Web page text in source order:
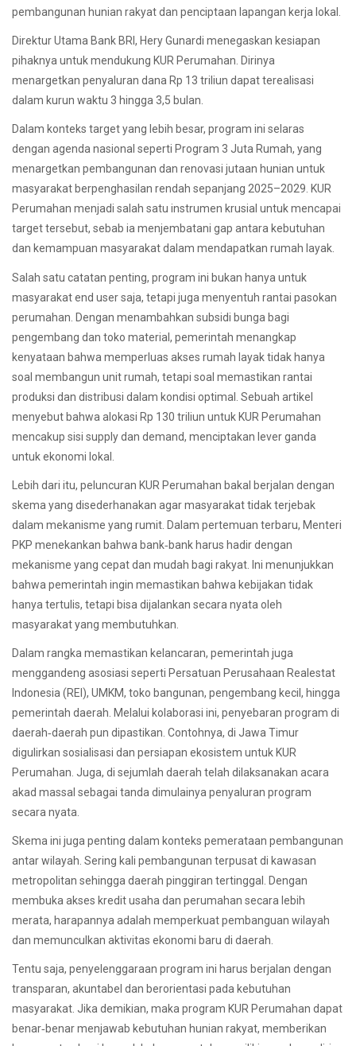
pembangunan hunian rakyat dan penciptaan lapangan kerja lokal.
Direktur Utama Bank BRI, Hery Gunardi menegaskan kesiapan
pihaknya untuk mendukung KUR Perumahan. Dirinya
menargetkan penyaluran dana Rp 13 triliun dapat terealisasi
dalam kurun waktu 3 hingga 3,5 bulan.
Dalam konteks target yang lebih besar, program ini selaras
dengan agenda nasional seperti Program 3 Juta Rumah, yang
menargetkan pembangunan dan renovasi jutaan hunian untuk
masyarakat berpenghasilan rendah sepanjang 2025–2029. KUR
Perumahan menjadi salah satu instrumen krusial untuk mencapai
target tersebut, sebab ia menjembatani gap antara kebutuhan
dan kemampuan masyarakat dalam mendapatkan rumah layak.
Salah satu catatan penting, program ini bukan hanya untuk
masyarakat end user saja, tetapi juga menyentuh rantai pasokan
perumahan. Dengan menambahkan subsidi bunga bagi
pengembang dan toko material, pemerintah menangkap
kenyataan bahwa memperluas akses rumah layak tidak hanya
soal membangun unit rumah, tetapi soal memastikan rantai
produksi dan distribusi dalam kondisi optimal. Sebuah artikel
menyebut bahwa alokasi Rp 130 triliun untuk KUR Perumahan
mencakup sisi supply dan demand, menciptakan lever ganda
untuk ekonomi lokal.
Lebih dari itu, peluncuran KUR Perumahan bakal berjalan dengan
skema yang disederhanakan agar masyarakat tidak terjebak
dalam mekanisme yang rumit. Dalam pertemuan terbaru, Menteri
PKP menekankan bahwa bank‐bank harus hadir dengan
mekanisme yang cepat dan mudah bagi rakyat. Ini menunjukkan
bahwa pemerintah ingin memastikan bahwa kebijakan tidak
hanya tertulis, tetapi bisa dijalankan secara nyata oleh
masyarakat yang membutuhkan.
Dalam rangka memastikan kelancaran, pemerintah juga
menggandeng asosiasi seperti Persatuan Perusahaan Realestat
Indonesia (REI), UMKM, toko bangunan, pengembang kecil, hingga
pemerintah daerah. Melalui kolaborasi ini, penyebaran program di
daerah‐daerah pun dipastikan. Contohnya, di Jawa Timur
digulirkan sosialisasi dan persiapan ekosistem untuk KUR
Perumahan. Juga, di sejumlah daerah telah dilaksanakan acara
akad massal sebagai tanda dimulainya penyaluran program
secara nyata.
Skema ini juga penting dalam konteks pemerataan pembangunan
antar wilayah. Sering kali pembangunan terpusat di kawasan
metropolitan sehingga daerah pinggiran tertinggal. Dengan
membuka akses kredit usaha dan perumahan secara lebih
merata, harapannya adalah memperkuat pembanguan wilayah
dan memunculkan aktivitas ekonomi baru di daerah.
Tentu saja, penyelenggaraan program ini harus berjalan dengan
transparan, akuntabel dan berorientasi pada kebutuhan
masyarakat. Jika demikian, maka program KUR Perumahan dapat
benar‐benar menjawab kebutuhan hunian rakyat, memberikan